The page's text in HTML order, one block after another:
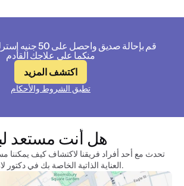
منكما على علاجك القادم
اكتشف المزيد
تطبق الشروط والأحكام
هل أنت مستعد
العناية الذاتية الخاصة بك في دكتور لارت. يبدأ تألقك من هنا.